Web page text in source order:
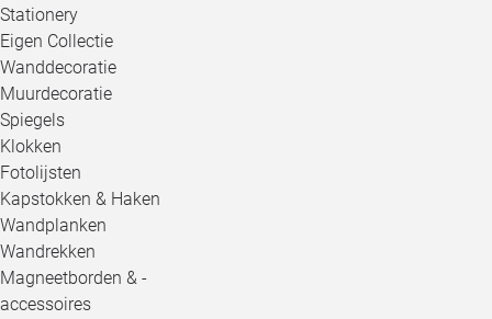
Stationery
Eigen Collectie
Wanddecoratie
Muurdecoratie
Spiegels
Klokken
Fotolijsten
Kapstokken & Haken
Wandplanken
Wandrekken
Magneetborden & -
accessoires